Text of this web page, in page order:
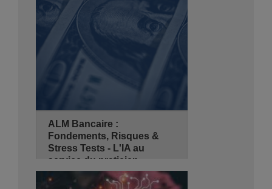
Hyatt Regency Algiers
Se Pré-inscrire Détails
ALM Bancaire :
Fondements, Risques &
Stress Tests - L'IA au
service du praticien